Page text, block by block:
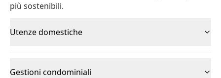
più sostenibili.
Utenze domestiche
Gestioni condominiali